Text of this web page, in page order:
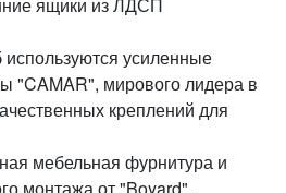
усиленные
"CAMAR", мирового лидера в
креплений для
мебельная фурнитура и